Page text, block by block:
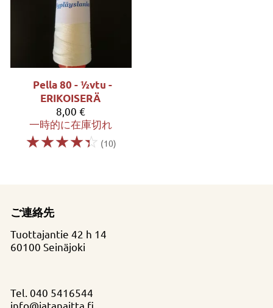
Pella 80 - ½vtu -
ERIKOISERÄ
8,00 €
一時的に在庫切れ
☆☆☆☆☆ (10)
ご連絡先
Tuottajantie 42 h 14
60100 Seinäjoki
Tel. 040 5416544
info@jatanaitta.fi